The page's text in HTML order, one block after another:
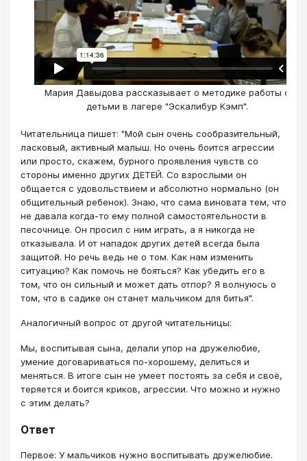
Мария Давыдова рассказывает о методике работы с
детьми в лагере "Эскалибур Кэмп".
Читательница пишет: "Мой сын очень сообразительный,
ласковый, активный малыш. Но очень боится агрессии
или просто, скажем, бурного проявления чувств со
стороны именно других ДЕТЕЙ. Со взрослыми он
общается с удовольствием и абсолютно нормально (он
общительный ребенок). Знаю, что сама виновата тем, что
не давала когда-то ему полной самостоятельности в
песочнице. Он просил с ним играть, а я никогда не
отказывала. И от нападок других детей всегда была
защитой. Но речь ведь не о том. Как нам изменить
ситуацию? Как помочь не бояться? Как убедить его в
том, что он сильный и может дать отпор? Я волнуюсь о
том, что в садике он станет мальчиком для битья".
Аналогичный вопрос от другой читательницы:
Мы, воспитывая сына, делали упор на дружелюбие,
умение договариваться по-хорошему, делиться и
меняться. В итоге сын не умеет постоять за себя и своё,
теряется и боится криков, агрессии. Что можно и нужно
с этим делать?
Ответ
Первое: У мальчиков нужно воспитывать дружелюбие.